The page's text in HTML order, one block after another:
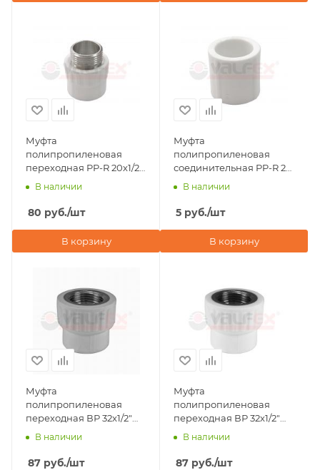
Муфта
полипропиленовая
переходная PP-R 20х1/2"
НР PRO Valfex
В наличии
80 руб./шт
В корзину
Муфта
полипропиленовая
соединительная PP-R 20
PRO Valfex
В наличии
5 руб./шт
В корзину
Муфта
полипропиленовая
переходная ВР 32x1/2"
Valfex, серая
В наличии
87 руб./шт
Муфта
полипропиленовая
переходная ВР 32x1/2"
Valfex, белая
В наличии
87 руб./шт